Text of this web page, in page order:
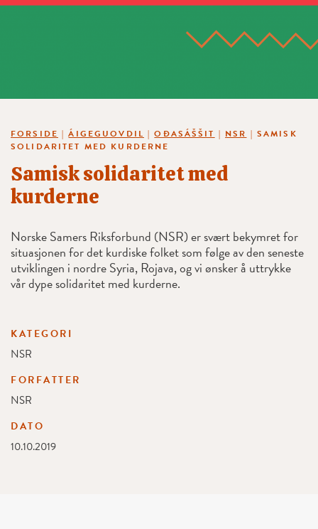
FORSIDE |ÁIGEGUOVDIL |OĐASÁŠŠIT | NSR | SAMISK
SOLIDARITET MED KURDERNE
Samisk solidaritet med
kurderne
Norske Samers Riksforbund (NSR) er svært bekymret for
situasjonen for det kurdiske folket som følge av den seneste
utviklingen i nordre Syria, Rojava, og vi ønsker å uttrykke
vår dype solidaritet med kurderne.
KATEGORI
NSR
FORFATTER
NSR
DATO
10.10.2019